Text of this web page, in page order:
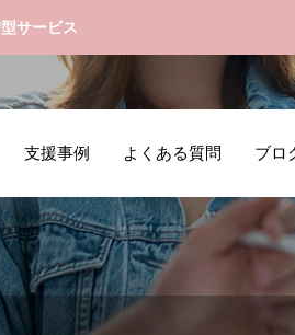
サービス
支援事例 よくある質問 ブロ